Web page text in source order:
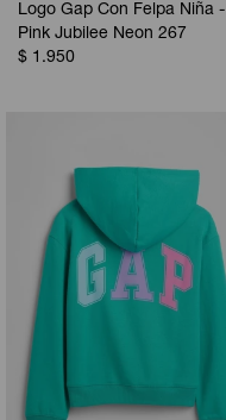
Logo Gap Con Felpa Niña -
Pink Jubilee Neon 267
$ 1.950